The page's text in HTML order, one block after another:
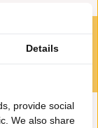
Details
provide social
We also share